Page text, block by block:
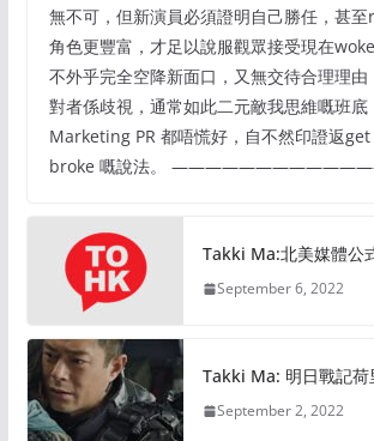
無不可，但新演員必須證明自己勝任，甚
角色更豐富，才足以說服觀眾接受現在
不外乎完全空降新面口，又無交待合理理由
對者係歧視，通常如此二元敵我思維嘅班底
Marketing PR 都唔慌好，自不然印證返
broke 嘅說法。
Takki Ma:北美媒體公
September 6, 2022
Takki Ma: 明日戰記荷
September 2, 2022